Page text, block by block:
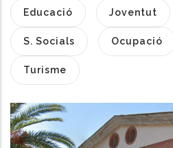
Educació Joventut
S. Socials Ocupació
Turisme